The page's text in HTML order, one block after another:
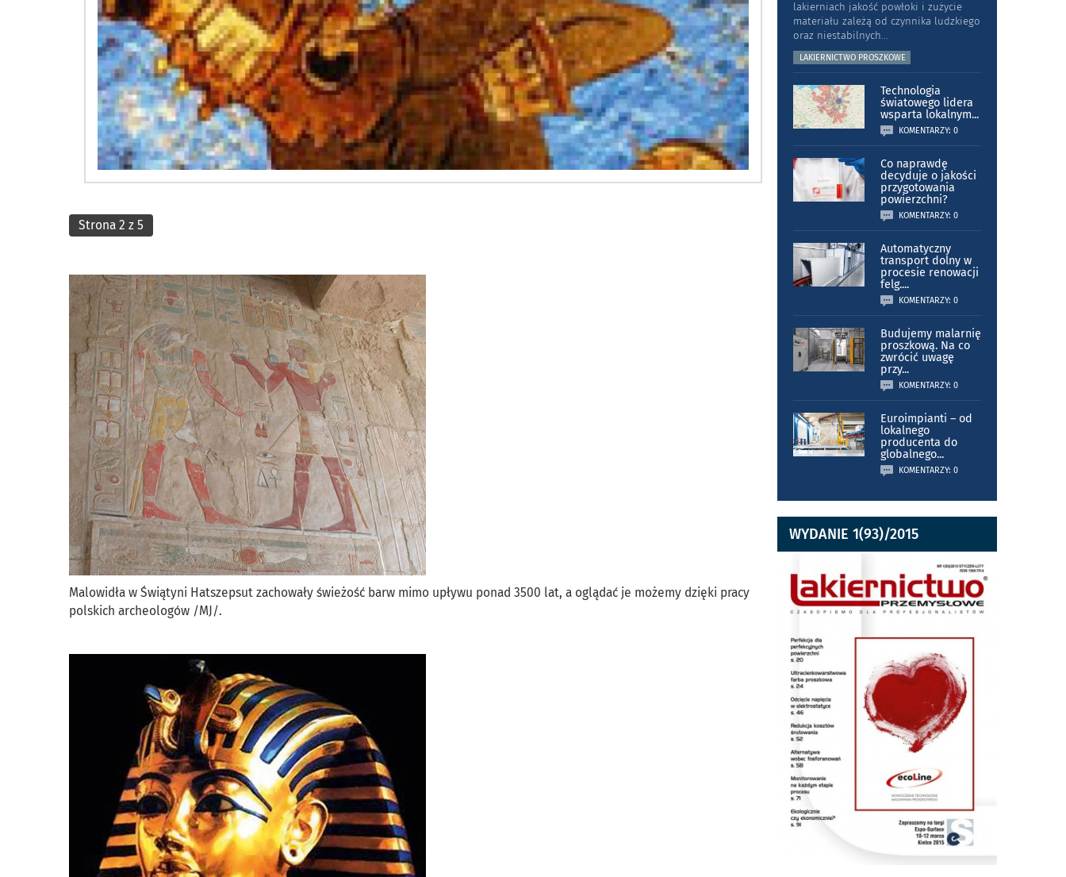
Strona 2 z 5
Malowidła w Świątyni Hatszepsut zachowały świeżość barw mimo upływu ponad 3500 lat, a oglądać je możemy dzięki pracy
polskich archeologów /MJ/.
lakierniach jakość powłoki i zużycie
materiału zależą od czynnika ludzkiego
oraz niestabilnych...
LAKIERNICTWO PROSZKOWE
Technologia
światowego lidera
wsparta lokalnym...
KOMENTARZY: 0
Co naprawdę
decyduje o jakości
przygotowania
powierzchni?
KOMENTARZY: 0
Automatyczny
transport dolny w
procesie renowacji
felg....
KOMENTARZY: 0
Budujemy malarnię
proszkową. Na co
zwrócić uwagę
przy...
KOMENTARZY: 0
Euroimpianti – od
lokalnego
producenta do
globalnego...
KOMENTARZY: 0
WYDANIE 1(93)/2015